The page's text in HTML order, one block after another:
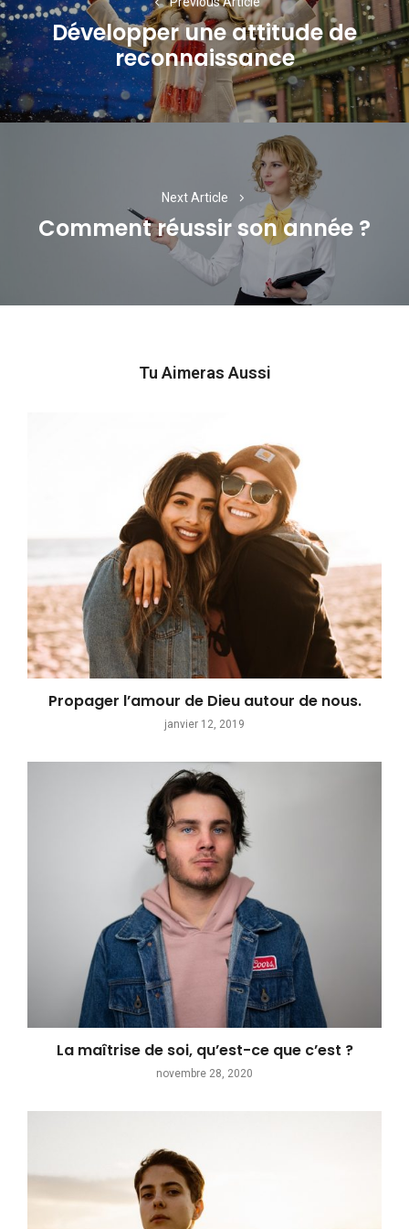
l’article
Previous
post:
Développer une attitude de
reconnaissance
Next Article
Next
post:
Comment réussir son année ?
Tu Aimeras Aussi
Propager l’amour de Dieu autour de nous.
janvier 12, 2019
La maîtrise de soi, qu’est-ce que c’est ?
novembre 28, 2020